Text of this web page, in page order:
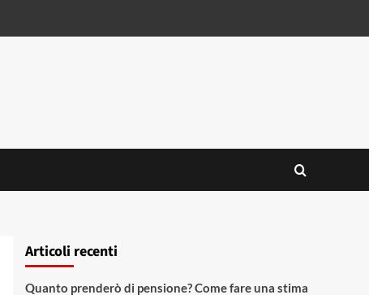
Articoli recenti
Quanto prenderò di pensione? Come fare una stima